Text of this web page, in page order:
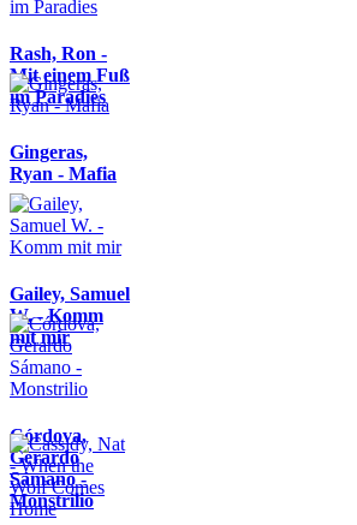
Rash, Ron -
Mit einem Fuß
im Paradies
Gingeras,
Ryan - Mafia
Gailey, Samuel
W. - Komm
mit mir
Córdova,
Gerardo
Sámano -
Monstrilio